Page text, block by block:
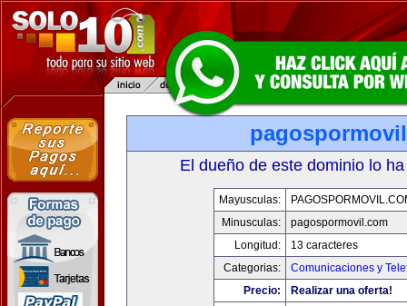
El dueño de este dominio lo
Mayusculas:
Minusculas:
pagospormovil.com
Longitud:
13 caracteres
Categorias:
Comunicaciones y
Precio:
Realizar una oferta!